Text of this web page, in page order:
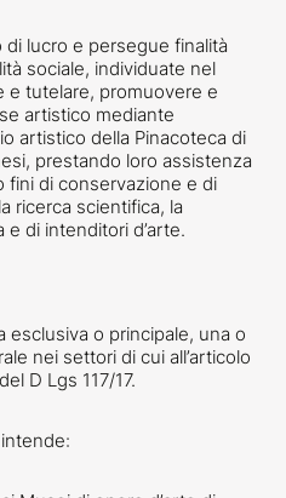
di lucro e persegue finalità
sociale, individuate nel
e tutelare, promuovere e
artistico mediante
artistico della Pinacoteca di
prestando loro assistenza
fini di conservazione e di
ricerca scientifica, la
di intenditori d’arte.
esclusiva o principale, una o
nei settori di cui all’articolo
D Lgs 117/17.